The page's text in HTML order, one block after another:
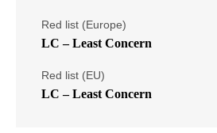
Red list (Europe)
LC – Least Concern
Red list (EU)
LC – Least Concern